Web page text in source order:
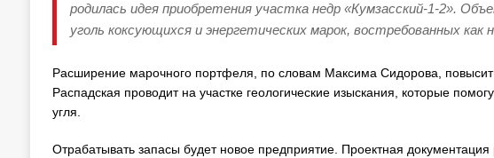
родилась идея приобретения участка недр «Кумзасский-1-2».
уголь коксующихся и энергетических марок, востребованных
Расширение марочного портфеля, по словам Максима Сидорова, повысит
Распадская проводит на участке геологические изыскания, которые
угля.
Отрабатывать запасы будет новое предприятие. Проектная